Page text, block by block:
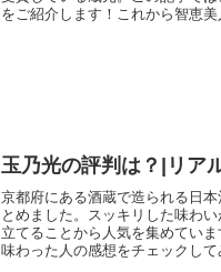
をご紹介します！これから智恵美
玉乃光の評判は？|リア
京都府にある酒蔵で造られる日
とめました。スッキリした味わ
立てることから人気を集めてい
味わった人の感想をチェックし